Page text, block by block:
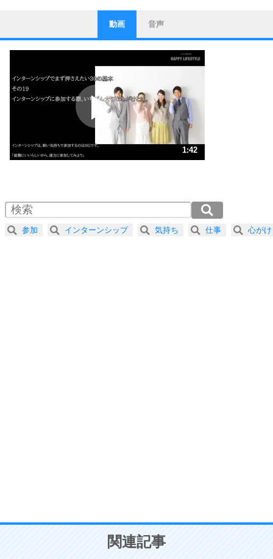
1
ストレス対策
他人と比べない。
いっそのこと、他人を見ない。
いらいらしない人になる30の方法
ポジティブになれない原因は、行動しないから。
ポジティブ思考になる30の方法
ストレス対策
人生、なんとかなるもの。
気楽に生きる30の方法
4 器の大きい人は、怒りを優しさで表現する。
ことが大切。
動画 音声
1:42
2.0倍速 （201KB 51秒）
2.5倍速 （161KB 41秒）
3.0倍速 （135KB 34秒）
参加 インターンシップ 気持ち 仕事 心がけ
関連記事